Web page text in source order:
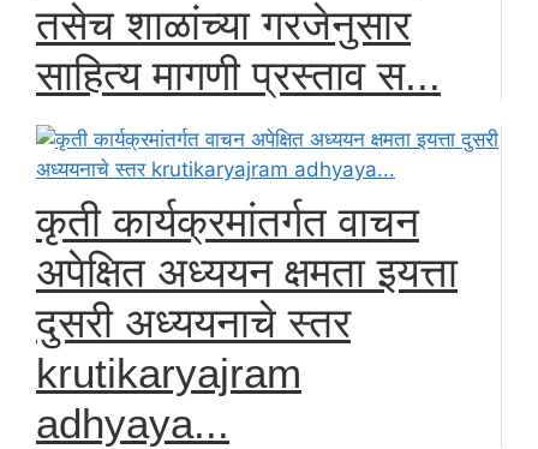
तसेच शाळांच्या गरजेनुसार
साहित्य मागणी प्रस्ताव स...
कृती कार्यक्रमांतर्गत वाचन
अपेक्षित अध्ययन क्षमता इयत्ता
दुसरी अध्ययनाचे स्तर
krutikaryajram
adhyaya...